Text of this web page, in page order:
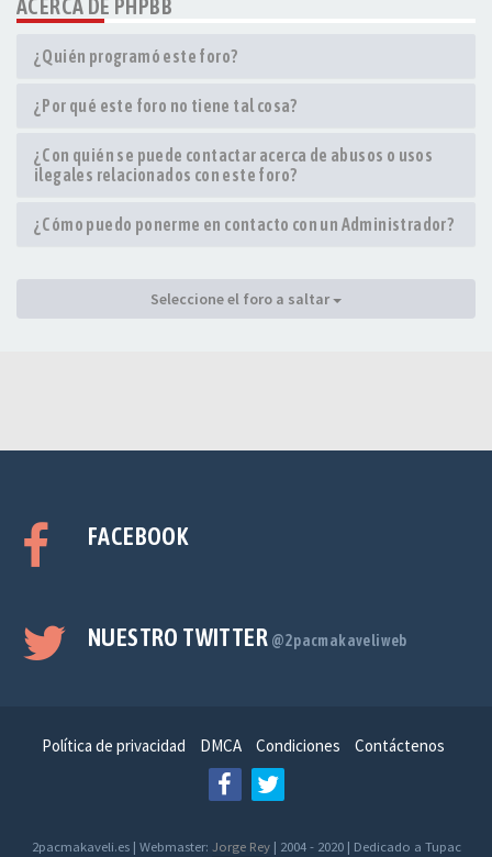
ACERCA DE PHPBB
¿Quién programó este foro?
¿Por qué este foro no tiene tal cosa?
¿Con quién se puede contactar acerca de abusos o usos
ilegales relacionados con este foro?
¿Cómo puedo ponerme en contacto con un Administrador?
Seleccione el foro a saltar
FACEBOOK
NUESTRO TWITTER @2pacmakaveliweb
Política de privacidad DMCA Condiciones Contáctenos
2pacmakaveli.es | Webmaster: Jorge Rey| 2004 - 2020 | Dedicado a Tupac